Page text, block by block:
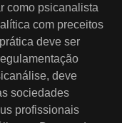
como psicanalista
com preceitos
deve ser
deve
sociedades
profissionais